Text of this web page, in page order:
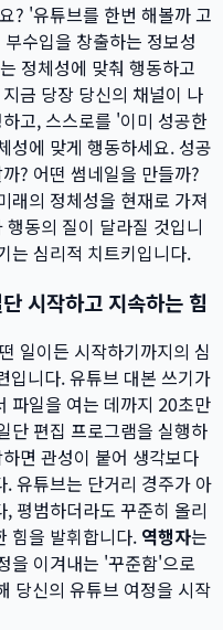
? '유튜브를 한번 해볼까 고
수입을 창출하는 정보성
정체성에 맞춰 행동하고
금 당장 당신의 채널이 나
고, 스스로를 '이미 성공한
성에 맞게 행동하세요. 성공
? 어떤 썸네일을 만들까?
래의 정체성을 현재로 가져
동의 질이 달라질 것입니
는 심리적 치트키입니다.
시작하고 지속하는 힘
일이든 시작하기까지의 심
입니다. 유튜브 대본 쓰기가
파일을 여는 데까지 20초만
단 편집 프로그램을 실행하
면 관성이 붙어 생각보다
유튜브는 단거리 경주가 아
평범하더라도 꾸준히 올리
힘을 발휘합니다. 역행자는
을 이겨내는 '꾸준함'으로
당신의 유튜브 여정을 시작